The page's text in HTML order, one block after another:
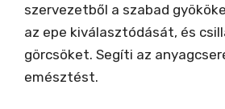
szervezetből a szabad
az epe kiválasztódását, és
görcsöket. Segíti az
emésztést.